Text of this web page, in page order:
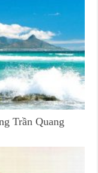
Trần Quang